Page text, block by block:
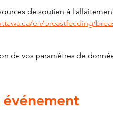
de soutien à
en/breastfeeding/
de vos paramètres de